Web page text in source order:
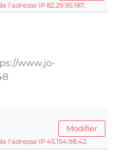
IP 82.29.95.187.
www.jo-
Modifier
l'adresse IP 45.154.98.42.